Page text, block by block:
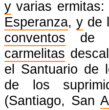
y varias
Esperanza, y de
conventos de
carmelitas
el Santuario de
de los
(Santiago, San